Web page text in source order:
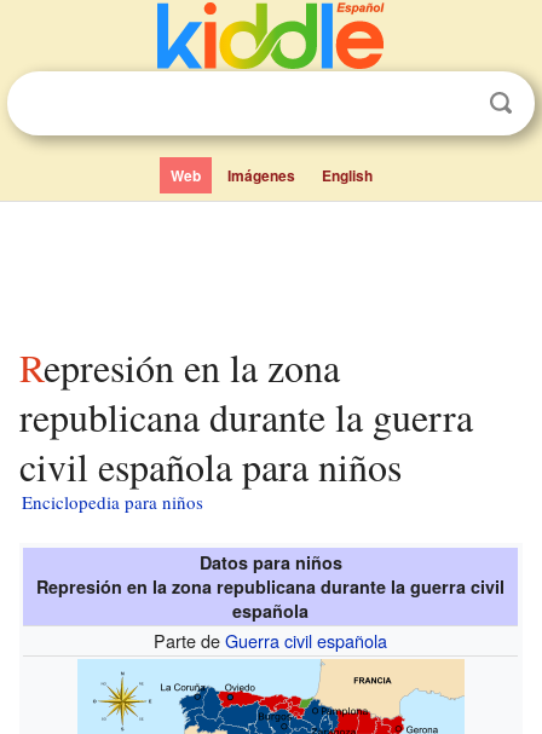
Web Imágenes English
Represión en la zona
republicana durante la guerra
civil española para niños
Enciclopedia para niños
Datos para niños
Represión en la zona republicana durante la guerra civil
española
Parte deGuerra civil española